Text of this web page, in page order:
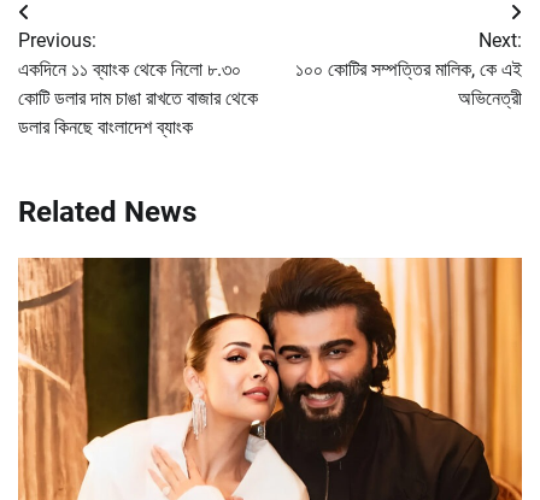
Post
navigation
Previous:
একদিনে ১১ ব্যাংক থেকে নিলো ৮.৩০
কোটি ডলার দাম চাঙা রাখতে বাজার থেকে
ডলার কিনছে বাংলাদেশ ব্যাংক
Next:
১০০ কোটির সম্পত্তির মালিক, কে এই
অভিনেত্রী
Related News